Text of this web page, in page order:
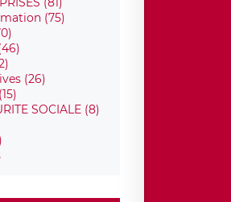
(75)
(26)
SOCIALE (8)